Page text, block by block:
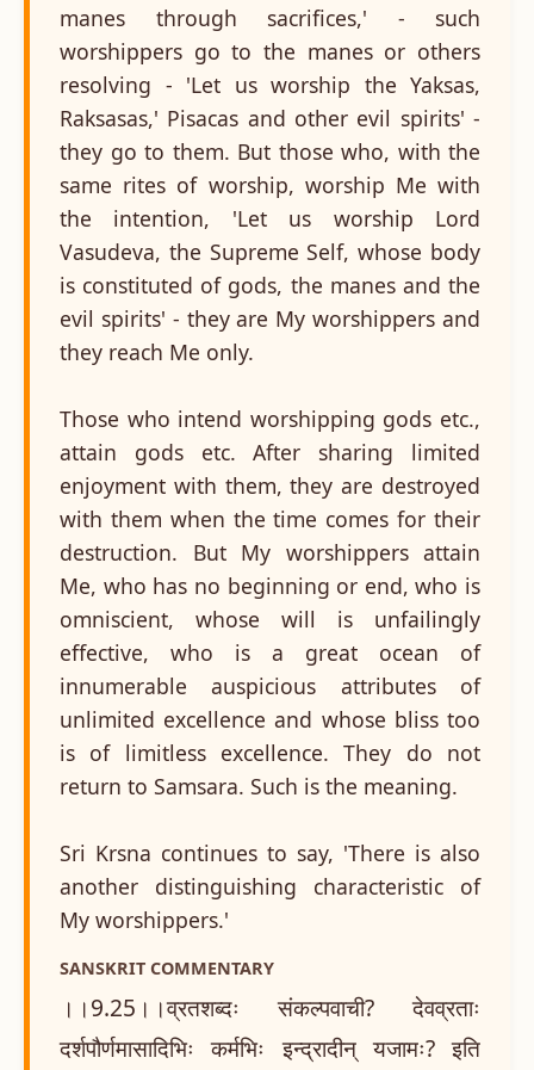
manes through sacrifices,' - such
worshippers go to the manes or others
resolving - 'Let us worship the Yaksas,
Raksasas,' Pisacas and other evil spirits' -
they go to them. But those who, with the
same rites of worship, worship Me with
the intention, 'Let us worship Lord
Vasudeva, the Supreme Self, whose body
is constituted of gods, the manes and the
evil spirits' - they are My worshippers and
they reach Me only.
Those who intend worshipping gods etc.,
attain gods etc. After sharing limited
enjoyment with them, they are destroyed
with them when the time comes for their
destruction. But My worshippers attain
Me, who has no beginning or end, who is
omniscient, whose will is unfailingly
effective, who is a great ocean of
innumerable auspicious attributes of
unlimited excellence and whose bliss too
is of limitless excellence. They do not
return to Samsara. Such is the meaning.
Sri Krsna continues to say, 'There is also
another distinguishing characteristic of
My worshippers.'
SANSKRIT COMMENTARY
।।9.25।।व्रतशब्दः संकल्पवाची? देवव्रताः
दर्शपौर्णमासादिभिः कर्मभिः इन्द्रादीन् यजामः? इति